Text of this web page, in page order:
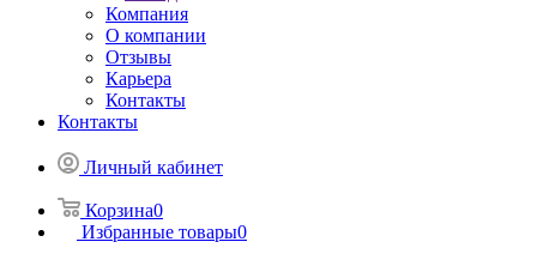
Компания
О компании
Отзывы
Карьера
Контакты
Контакты
Личный кабинет
Корзина0
Избранные товары0